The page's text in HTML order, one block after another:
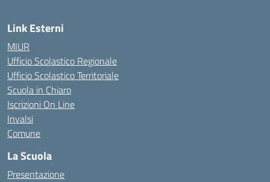
Link Esterni
MIUR
Ufficio Scolastico Regionale
Ufficio Scolastico Territoriale
Scuola in Chiaro
Iscrizioni On Line
Invalsi
Comune
La Scuola
Presentazione